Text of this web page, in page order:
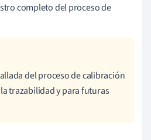
completo del proceso de
del proceso de calibración
trazabilidad y para futuras